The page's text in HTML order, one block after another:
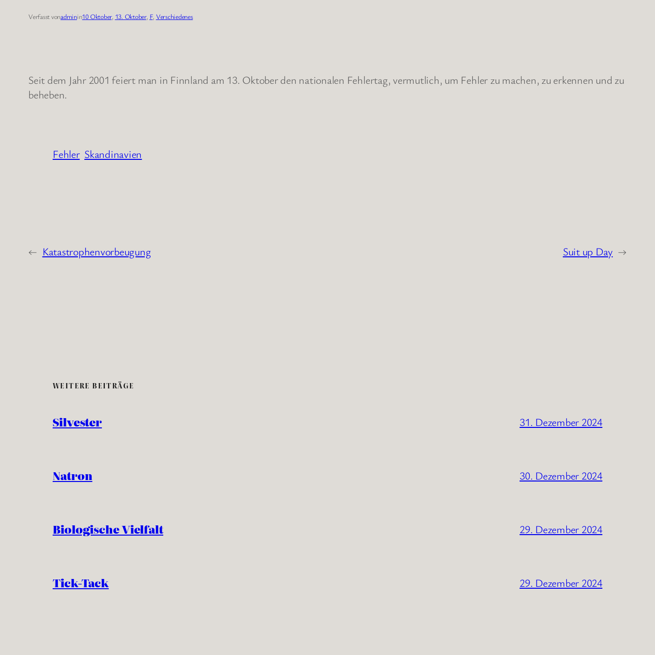
Verfasst vonadminin10 Oktober, 13. Oktober, F, Verschiedenes
Seit dem Jahr 2001 feiert man in Finnland am 13. Oktober den nationalen Fehlertag, vermutlich, um Fehler zu machen, zu erkennen und zu
beheben.
Fehler Skandinavien
← Katastrophenvorbeugung Suit up Day →
WEITERE BEITRÄGE
Silvester 31. Dezember 2024
Natron 30. Dezember 2024
Biologische Vielfalt 29. Dezember 2024
Tick-Tack 29. Dezember 2024